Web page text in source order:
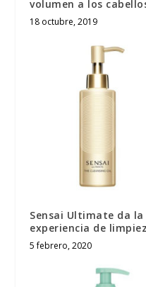
volumen a los
18 octubre, 2019
Sensai Ultimate da
experiencia de
5 febrero, 2020